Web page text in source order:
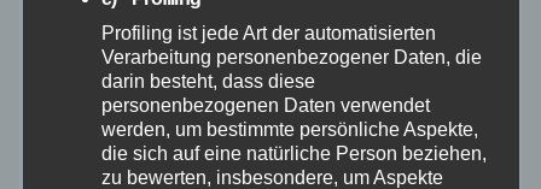
Januar 2026
Dezember 2025
November 2025
Profiling ist jede Art der automatisierten
Verarbeitung personenbezogener Daten, die
darin besteht, dass diese
personenbezogenen Daten verwendet
werden, um bestimmte persönliche Aspekte,
die sich auf eine natürliche Person beziehen,
zu bewerten, insbesondere, um Aspekte